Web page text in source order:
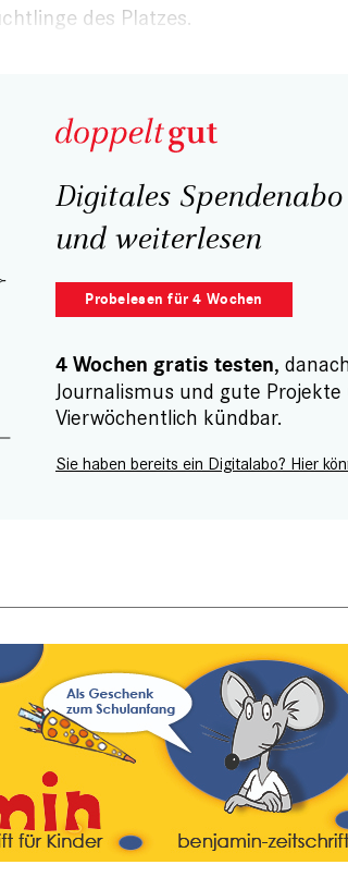
des Platzes.
Digitales
und weiterlesen
Probelesen für 4 Wochen
4 Wochen gratis testen,
Journalismus und gute
Vierwöchentlich kündbar.
Sie haben bereits ein Digitalabo? Hier